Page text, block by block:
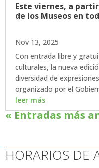
Este viernes, a
de los Museos en
Nov 13, 2025
Con entrada libre y
culturales, la nueva
diversidad de
organizado por el
leer más
« Entradas más
HORARIOS DE